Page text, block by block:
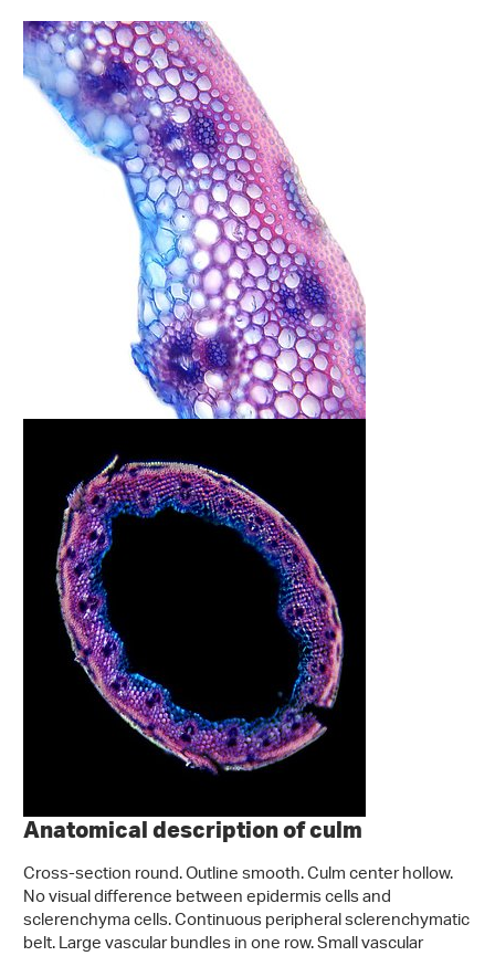
Anatomical description of culm
Cross-section round. Outline smooth. Culm center hollow.
No visual difference between epidermis cells and
sclerenchyma cells. Continuous peripheral sclerenchymatic
belt. Large vascular bundles in one row. Small vascular